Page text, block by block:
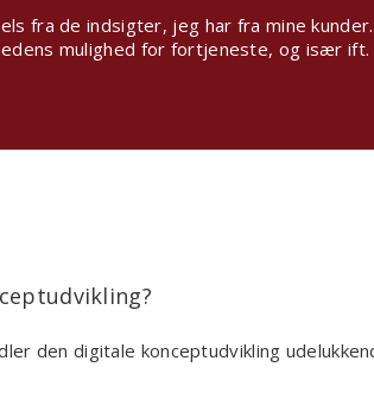
fra de indsigter, jeg har fra mine
mulighed for fortjeneste, og især ift.
den digitale konceptudvikling